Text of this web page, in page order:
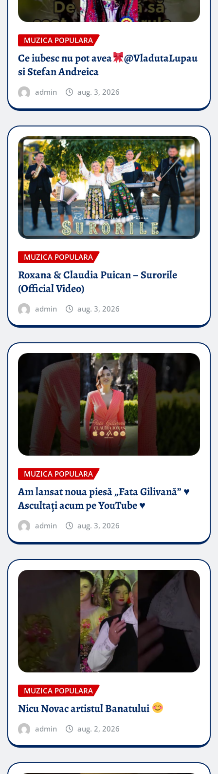
MUZICA POPULARA
Ce iubesc nu pot avea
​@VladutaLupau
si Stefan Andreica
admin aug. 3, 2026
MUZICA POPULARA
Roxana & Claudia Puican – Surorile
(Official Video)
admin aug. 3, 2026
MUZICA POPULARA
Am lansat noua piesă „Fata Gilivană” ♥️
Ascultați acum pe YouTube ♥️
admin aug. 3, 2026
MUZICA POPULARA
Nicu Novac artistul Banatului
admin aug. 2, 2026